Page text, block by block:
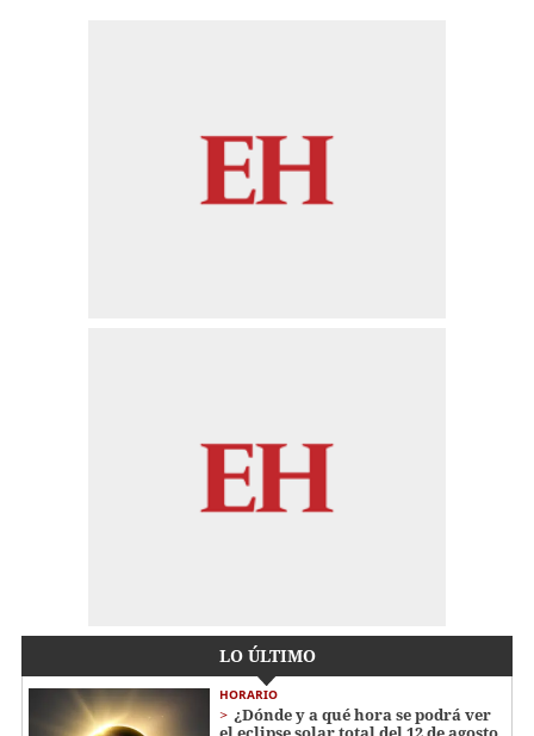
LO ÚLTIMO
HORARIO
¿Dónde y a qué hora se podrá ver